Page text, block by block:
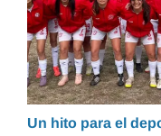
Un hito para el